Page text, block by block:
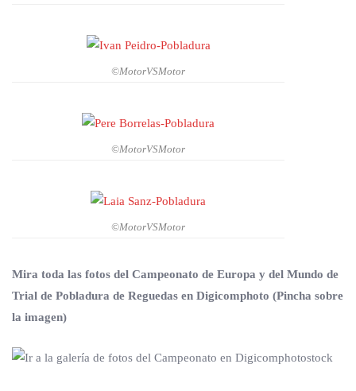
©MotorVSMotor
©MotorVSMotor
©MotorVSMotor
Mira toda las fotos del Campeonato de Europa y del Mundo de
Trial de Pobladura de Reguedas en Digicomphoto (Pincha sobre
la imagen)